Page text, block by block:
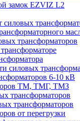
замок EZVIZ L2
трансформаторов
силовых
6-10 кВ
ТМ, ТМГ, ТМЗ
трансформаторов
трансформаторов
от перегрузки